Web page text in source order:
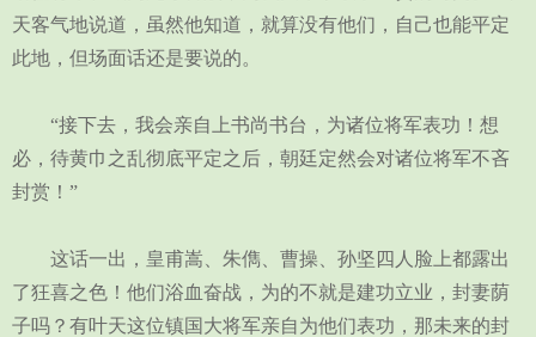
天客气地说道，虽然他知道，就算没有他们，自己也能平定
此地，但场面话还是要说的。
“接下去，我会亲自上书尚书台，为诸位将军表功！想
必，待黄巾之乱彻底平定之后，朝廷定然会对诸位将军不吝
封赏！”
这话一出，皇甫嵩、朱儁、曹操、孙坚四人脸上都露出
了狂喜之色！他们浴血奋战，为的不就是建功立业，封妻荫
子吗？有叶天这位镇国大将军亲自为他们表功，那未来的封